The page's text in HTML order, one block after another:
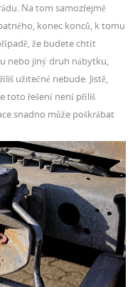
Na tom samozřejmě
konec konců, k tomu
že budete chtít
nebo jiný druh nábytku,
užitečné nebude. Jistě,
toto řešení není příliš
snadno může poškrábat